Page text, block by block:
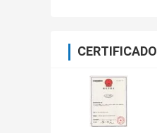
CERTIFICADO